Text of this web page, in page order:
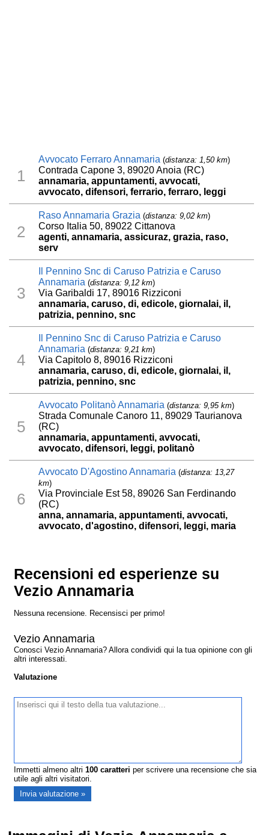
1
Avvocato Ferraro Annamaria (distanza: 1,50 km)
Contrada Capone 3, 89020 Anoia (RC)
annamaria, appuntamenti, avvocati,
avvocato, difensori, ferrario, ferraro, leggi
2
Raso Annamaria Grazia (distanza: 9,02 km)
Corso Italia 50, 89022 Cittanova
agenti, annamaria, assicuraz, grazia, raso,
serv
3
Il Pennino Snc di Caruso Patrizia e Caruso
Annamaria (distanza: 9,12 km)
Via Garibaldi 17, 89016 Rizziconi
annamaria, caruso, di, edicole, giornalai, il,
patrizia, pennino, snc
4
Il Pennino Snc di Caruso Patrizia e Caruso
Annamaria (distanza: 9,21 km)
Via Capitolo 8, 89016 Rizziconi
annamaria, caruso, di, edicole, giornalai, il,
patrizia, pennino, snc
5
Avvocato Politanò Annamaria (distanza: 9,95 km)
Strada Comunale Canoro 11, 89029 Taurianova
(RC)
annamaria, appuntamenti, avvocati,
avvocato, difensori, leggi, politanò
6
Avvocato D'Agostino Annamaria (distanza: 13,27
km)
Via Provinciale Est 58, 89026 San Ferdinando
(RC)
anna, annamaria, appuntamenti, avvocati,
avvocato, d'agostino, difensori, leggi, maria
Recensioni ed esperienze su
Vezio Annamaria
Nessuna recensione. Recensisci per primo!
Vezio Annamaria
Conosci Vezio Annamaria? Allora condividi qui la tua opinione con gli
altri interessati.
Valutazione
Immetti almeno altri100 caratteri per scrivere una recensione che sia
utile agli altri visitatori.